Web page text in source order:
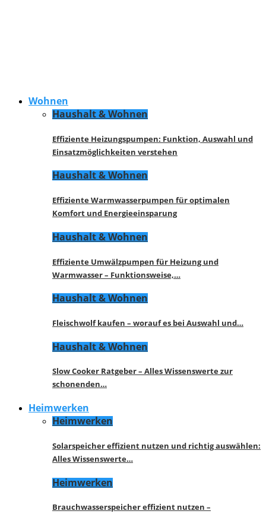
Wohnen
Haushalt & Wohnen
Effiziente Heizungspumpen: Funktion, Auswahl und
Einsatzmöglichkeiten verstehen
Haushalt & Wohnen
Effiziente Warmwasserpumpen für optimalen
Komfort und Energieeinsparung
Haushalt & Wohnen
Effiziente Umwälzpumpen für Heizung und
Warmwasser – Funktionsweise,…
Haushalt & Wohnen
Fleischwolf kaufen – worauf es bei Auswahl und…
Haushalt & Wohnen
Slow Cooker Ratgeber – Alles Wissenswerte zur
schonenden…
Heimwerken
Heimwerken
Solarspeicher effizient nutzen und richtig auswählen:
Alles Wissenswerte…
Heimwerken
Brauchwasserspeicher effizient nutzen –